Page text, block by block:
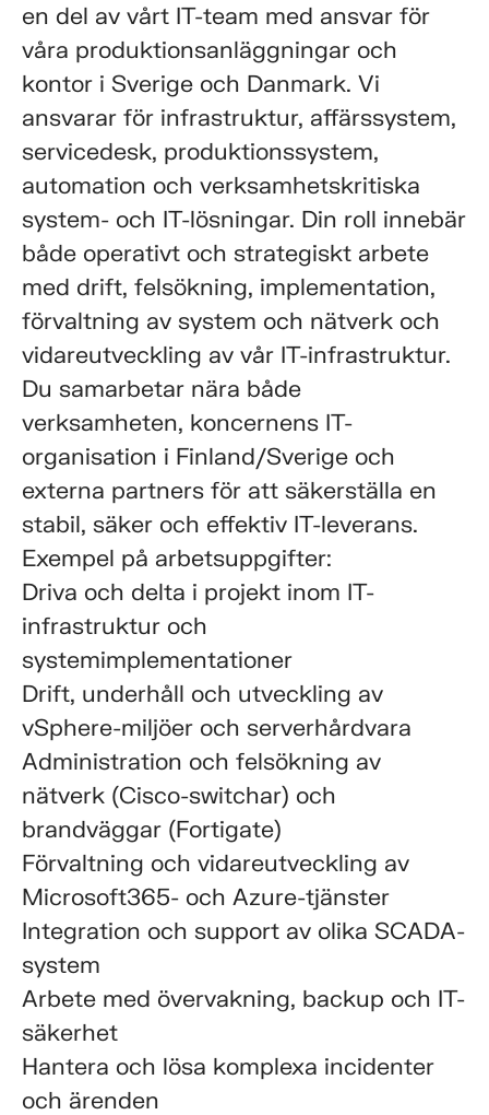
en del av vårt IT-team med ansvar för
våra produktionsanläggningar och
kontor i Sverige och Danmark. Vi
ansvarar för infrastruktur, affärssystem,
servicedesk, produktionssystem,
automation och verksamhetskritiska
system- och IT-lösningar. Din roll innebär
både operativt och strategiskt arbete
med drift, felsökning, implementation,
förvaltning av system och nätverk och
vidareutveckling av vår IT-infrastruktur.
Du samarbetar nära både
verksamheten, koncernens IT-
organisation i Finland/Sverige och
externa partners för att säkerställa en
stabil, säker och effektiv IT-leverans.
Exempel på arbetsuppgifter:
Driva och delta i projekt inom IT-
infrastruktur och
systemimplementationer
Drift, underhåll och utveckling av
vSphere-miljöer och serverhårdvara
Administration och felsökning av
nätverk (Cisco-switchar) och
brandväggar (Fortigate)
Förvaltning och vidareutveckling av
Microsoft365- och Azure-tjänster
Integration och support av olika SCADA-
system
Arbete med övervakning, backup och IT-
säkerhet
Hantera och lösa komplexa incidenter
och ärenden